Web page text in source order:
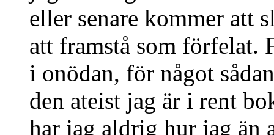
eller senare kommer att
att framstå som förfelat.
i onödan, för något
den ateist jag är i rent
har jag aldrig hur jag än